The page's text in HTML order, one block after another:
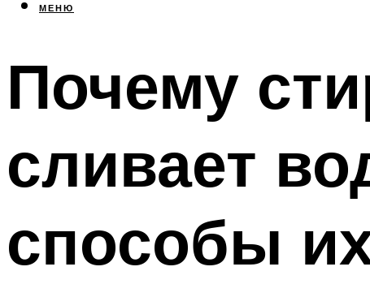
МЕНЮ
Почему
сливает
способы